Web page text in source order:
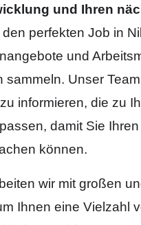
und Ihren
perfekten Job in
und
sammeln. Unser
informieren, die zu
damit Sie
können.
wir mit großen
Ihnen eine Vielzahl